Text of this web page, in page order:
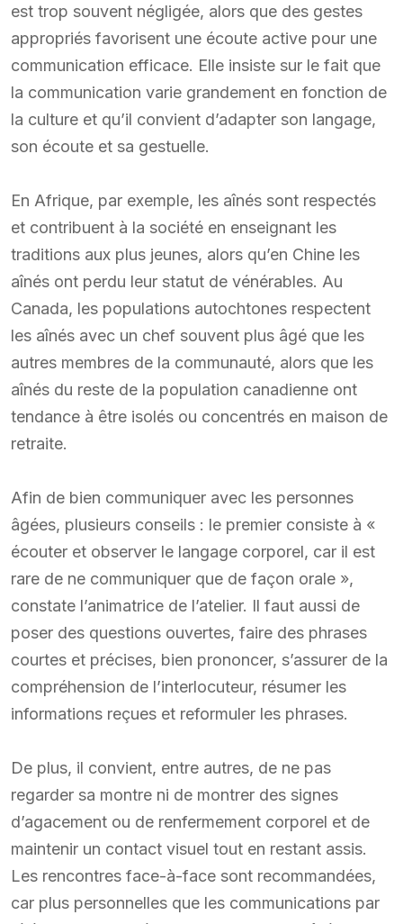
est trop souvent négligée, alors que des gestes
appropriés favorisent une écoute active pour une
communication efficace. Elle insiste sur le fait que
la communication varie grandement en fonction de
la culture et qu’il convient d’adapter son langage,
son écoute et sa gestuelle.
En Afrique, par exemple, les aînés sont respectés
et contribuent à la société en enseignant les
traditions aux plus jeunes, alors qu’en Chine les
aînés ont perdu leur statut de vénérables. Au
Canada, les populations autochtones respectent
les aînés avec un chef souvent plus âgé que les
autres membres de la communauté, alors que les
aînés du reste de la population canadienne ont
tendance à être isolés ou concentrés en maison de
retraite.
Afin de bien communiquer avec les personnes
âgées, plusieurs conseils : le premier consiste à «
écouter et observer le langage corporel, car il est
rare de ne communiquer que de façon orale »,
constate l’animatrice de l’atelier. Il faut aussi de
poser des questions ouvertes, faire des phrases
courtes et précises, bien prononcer, s’assurer de la
compréhension de l’interlocuteur, résumer les
informations reçues et reformuler les phrases.
De plus, il convient, entre autres, de ne pas
regarder sa montre ni de montrer des signes
d’agacement ou de renfermement corporel et de
maintenir un contact visuel tout en restant assis.
Les rencontres face-à-face sont recommandées,
car plus personnelles que les communications par